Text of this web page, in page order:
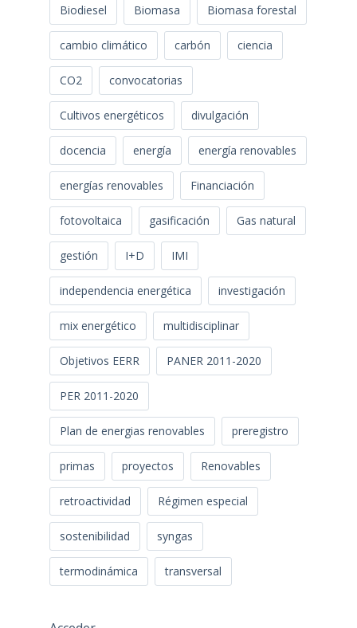
Biodiesel Biomasa Biomasa forestal
cambio climático carbón ciencia
CO2 convocatorias
Cultivos energéticos divulgación
docencia energía energía renovables
energías renovables Financiación
fotovoltaica gasificación Gas natural
gestión I+D IMI
independencia energética investigación
mix energético multidisciplinar
Objetivos EERR PANER 2011-2020
PER 2011-2020
Plan de energias renovables preregistro
primas proyectos Renovables
retroactividad Régimen especial
sostenibilidad syngas
termodinámica transversal